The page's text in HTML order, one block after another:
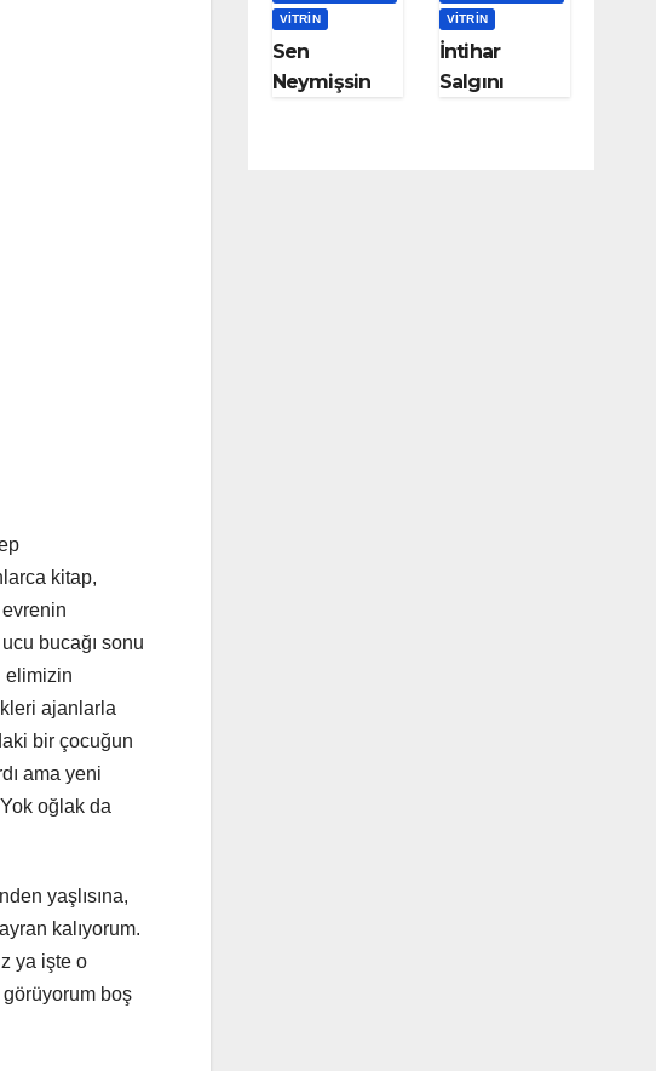
kitap,
bucağı sonu
elimizin
ajanlarla
bir çocuğun
ama yeni
oğlak da
yaşlısına,
kalıyorum.
ya işte o
görüyorum boş
VITRIN
Sen
Neymişsin
VITRIN
İntihar
Salgını